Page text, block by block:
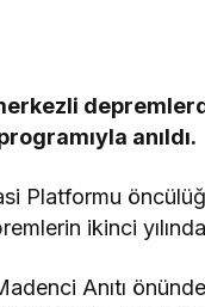
anıldı.
Platformu
ikinci
Anıtı
Bolu’da
Kazası:
Yaralandı